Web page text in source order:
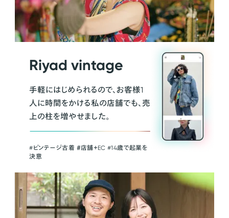
Riyad vintage
手軽にはじめられるので、お客様1
人に時間をかける私の店舗でも、売
上の柱を増やせました。
#ビンテージ古着 ＃店舗＋EC #14歳で起業を
決意